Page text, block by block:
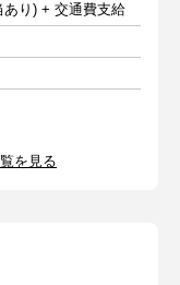
あり) + 交通費支給
を見る